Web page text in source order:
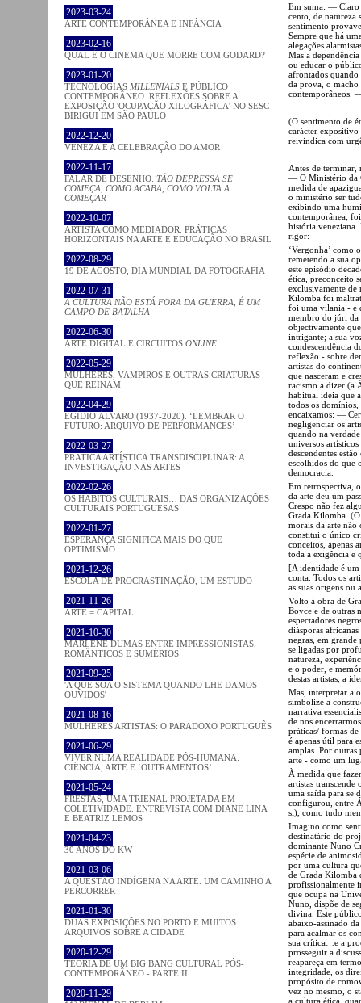
2023-03-24
ARTE CONTEMPORÂNEA E INFÂNCIA
2023-02-16
QUAL É O CINEMA QUE MORRE COM GODARD?
2023-01-20
TECNOLOGIAS MILLENIALS E PÚBLICO
CONTEMPORÂNEO. REFLEXÕES SOBRE A
EXPOSIÇÃO 'OCUPAÇÃO XILOGRÁFICA' NO SESC
BIRIGUI EM SÃO PAULO
2022-12-20
VENEZA E A CELEBRAÇÃO DO AMOR
2022-11-17
FALAR DE DESENHO: TÃO DEPRESSA SE
COMEÇA, COMO ACABA, COMO VOLTA A
COMEÇAR
2022-10-07
ARTISTA COMO MEDIADOR. PRÁTICAS
HORIZONTAIS NA ARTE E EDUCAÇÃO NO BRASIL
2022-08-29
19 DE AGOSTO, DIA MUNDIAL DA FOTOGRAFIA
2022-07-31
A CULTURA NÃO ESTÁ FORA DA GUERRA, É UM
CAMPO DE BATALHA
2022-06-30
ARTE DIGITAL E CIRCUITOS ONLINE
2022-05-29
MULHERES, VAMPIROS E OUTRAS CRIATURAS
QUE REINAM
2022-04-29
EGÍDIO ÁLVARO (1937-2020). ‘LEMBRAR O
FUTURO: ARQUIVO DE PERFORMANCES’
2022-03-27
PRATICA ARTÍSTICA TRANSDISCIPLINAR: A
INVESTIGAÇÃO NAS ARTES
2022-02-26
OS HÁBITOS CULTURAIS… DAS ORGANIZAÇÕES
CULTURAIS PORTUGUESAS
2022-01-27
ESPERANÇA SIGNIFICA MAIS DO QUE
OPTIMISMO
2021-12-26
ESCOLA DE PROCRASTINAÇÃO, UM ESTUDO
2021-11-26
ARTE = CAPITAL
2021-10-30
MARLENE DUMAS ENTRE IMPRESSIONISTAS,
ROMÂNTICOS E SUMÉRIOS
2021-09-25
'A QUE SOA O SISTEMA QUANDO LHE DAMOS
OUVIDOS'
2021-08-16
MULHERES ARTISTAS: O PARADOXO PORTUGUÊS
2021-06-29
VIVER NUMA REALIDADE PÓS-HUMANA:
CIÊNCIA, ARTE E ‘OUTRAMENTOS’
2021-05-24
FRESTAS, UMA TRIENAL PROJETADA EM
COLETIVIDADE. ENTREVISTA COM DIANE LINA
E BEATRIZ LEMOS
2021-04-23
30 ANOS DO KW
2021-03-06
A QUESTÃO INDÍGENA NA ARTE. UM CAMINHO A
PERCORRER
2021-01-30
DUAS EXPOSIÇÕES NO PORTO E MUITOS
ARQUIVOS SOBRE A CIDADE
2020-12-29
TEORIA DE UM BIG BANG CULTURAL PÓS-
CONTEMPORÂNEO - PARTE II
2020-11-29
Em suma: — Claro
cento, de natureza
sentimento
Sempre que há
alegações
Mas a
ou educar o
afrontados
da prova, o
contemporâneos.
(O sentimento de
carácter
reivindica com
Antes de terminar,
— O Ministério da
medida de
o ministério ser
exibindo uma
contemporânea,
história veneziana.
rigor:
‘Vergonha’ como
remetendo a sua
este episódio
ética, preconceito
exclusivamente de
Kilomba foi
foi uma vilania - e
membro do júri da
objectivamente
intrigante; a sua
condescendência
reflexão - sobre
artistas do
que nasceram e
racismo a dizer (a
habitual ideia que
todos os
encaixamos: —
negligenciar os
quando na
universos
descendentes
escolhidos do que
democracia.
Em retrospectiva,
da arte deu um
Crespo não fez
Grada Kilomba. (O
morais da arte não
constitui o único
conceitos, apenas
toda a exigência e
[A identidade é
conta. Todos os
as suas origens ou
Volto à obra de
Boyce e de outras
espectadores
diásporas
negras, em grande
se ligadas por
natureza,
e o poder, e
destas artistas, a
Mas, interpretar a
simbolize a
narrativa
de nos
práticas/ formas
é apenas útil para
amplas. Por outras
arte - como um
À medida que
artistas
uma saída para se
configurou, entre
si), como tudo
Imagino como
destinatário do
dominante Nuno
espécie de
por uma cultura
de Grada Kilomba
profissionalmente
que ocupa na
Nuno, dispõe de
divina. Este
abaixo-assinado
para acalmar os
sua crítica…e a
prosseguir a
reapareça em
integridade, os
propósito de
vez no mesmo, o
a cultura ética,